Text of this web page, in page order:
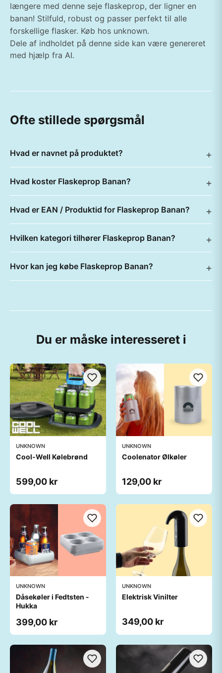
længere med denne seje flaskeprop, der ligner en
banan! Stilfuld, robust og passer perfekt til alle
forskellige flasker. Køb hos unknown.
Dele af indholdet på denne side kan være genereret
med hjælp fra AI.
Ofte stillede spørgsmål
Hvad er navnet på produktet?
Hvad koster Flaskeprop Banan?
Hvad er EAN / Produktid for Flaskeprop Banan?
Hvilken kategori tilhører Flaskeprop Banan?
Hvor kan jeg købe Flaskeprop Banan?
Du er måske interesseret i
UNKNOWN
Cool-Well Kølebrønd
599,00 kr
UNKNOWN
Coolenator Ølkøler
129,00 kr
UNKNOWN
Dåsekøler i Fedtsten -
Hukka
399,00 kr
UNKNOWN
Elektrisk Vinilter
349,00 kr